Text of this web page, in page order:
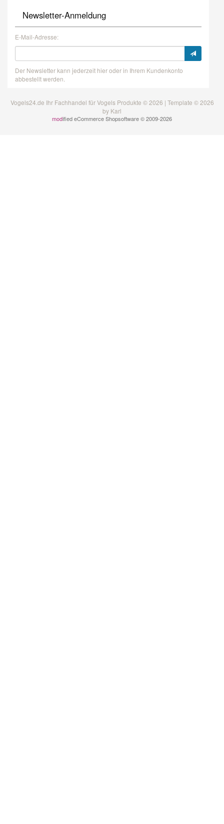
Newsletter-Anmeldung
E-Mail-Adresse:
Der Newsletter kann jederzeit hier oder in Ihrem Kundenkonto
abbestellt werden.
Vogels24.de Ihr Fachhandel für Vogels Produkte © 2026 | Template © 2026
by Karl
modified eCommerce Shopsoftware © 2009-2026